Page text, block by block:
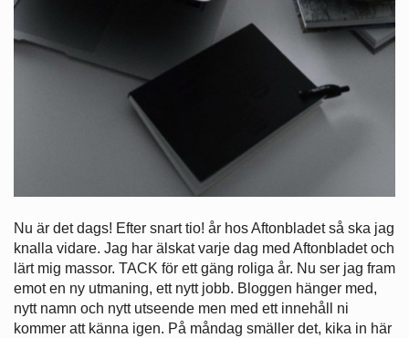
Nu är det dags! Efter snart tio! år hos Aftonbladet så ska jag
knalla vidare. Jag har älskat varje dag med Aftonbladet och
lärt mig massor. TACK för ett gäng roliga år. Nu ser jag fram
emot en ny utmaning, ett nytt jobb. Bloggen hänger med,
nytt namn och nytt utseende men med ett innehåll ni
kommer att känna igen. På måndag smäller det, kika in här